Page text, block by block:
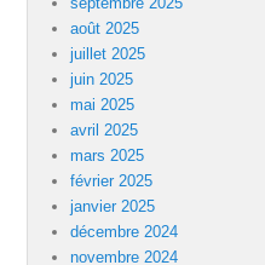
août 2025
juillet 2025
juin 2025
mai 2025
avril 2025
mars 2025
février 2025
janvier 2025
décembre 2024
novembre 2024